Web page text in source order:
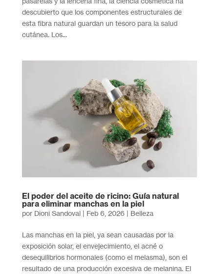
descubierto que los componentes estructurales de
esta fibra natural guardan un tesoro para la salud
cutánea. Los...
El poder del aceite de ricino: Guía natural
para eliminar manchas en la piel
por Dioni Sandoval| Feb 6, 2026 | Belleza
Las manchas en la piel, ya sean causadas por la
exposición solar, el envejecimiento, el acné o
desequilibrios hormonales (como el melasma), son el
resultado de una producción excesiva de melanina. El